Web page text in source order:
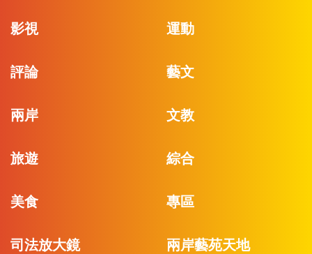
影視 運動
評論 藝文
兩岸 文教
旅遊 綜合
美食 專區
司法放大鏡 兩岸藝苑天地